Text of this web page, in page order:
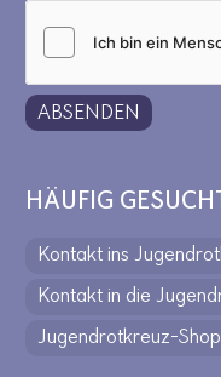
ABSENDEN
HÄUFIG
Kontakt ins
Kontakt in die
Jugendrotkreuz-Shop